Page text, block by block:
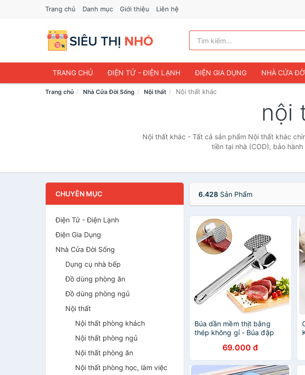
Trang chủ Danh mục Giới thiệu Liên hệ
TRANG CHỦ ĐIỆN TỬ - ĐIỆN LẠNH ĐIỆN GIA DỤNG NHÀ CỬA
Trang chủ Nhà Cửa Đời Sống Nội thất Nội thất khác
nội
Nội thất khác - Tất cả sản phẩm Nội thất khác
tiền tại nhà (COD), bảo
CHUYÊN MỤC
Điện Tử - Điện Lạnh
Điện Gia Dụng
Nhà Cửa Đời Sống
Dụng cụ nhà bếp
Đồ dùng phòng ăn
Đồ dùng phòng ngủ
Nội thất
Nội thất phòng khách
Nội thất phòng ngủ
Nội thất phòng ăn
Nội thất phòng học, làm việc
6.428Sản Phẩm
Búa dần mềm thịt bằng
thép không gỉ - Búa đập
69.000 đ